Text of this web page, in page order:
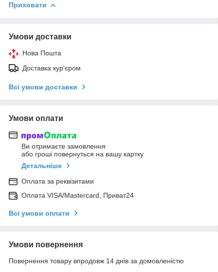
Приховати
Умови доставки
Нова Пошта
Доставка кур'єром
Всі умови доставки
Умови оплати
Ви отримаєте замовлення
або гроші повернуться на вашу картку
Детальніше
Оплата за реквізитами
Оплата VISA/Mastercard, Приват24
Всі умови оплати
Умови повернення
Повернення товару впродовж 14 днів за домовленістю